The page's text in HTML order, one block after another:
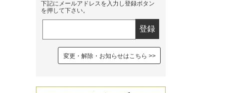
下記にメールアドレスを入力し登録ボタン
を押して下さい。
変更・解除・お知らせはこちら